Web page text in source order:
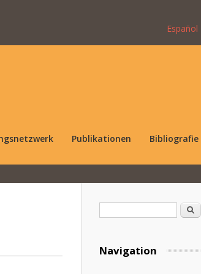
Español
Publikationen Bibliografie
Suche
Navigation